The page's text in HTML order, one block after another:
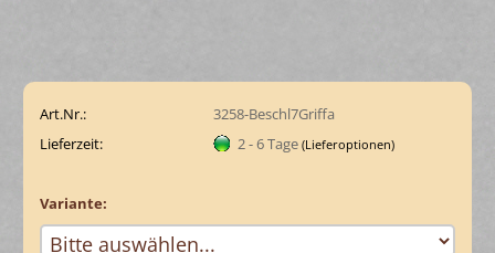
Art.Nr.:
3258-Beschl7Griffa
Lieferzeit:
2 - 6 Tage (Lieferoptionen)
Variante: